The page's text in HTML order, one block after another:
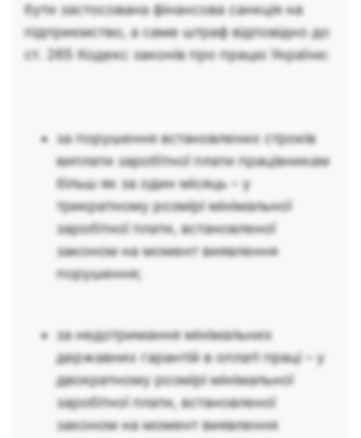
бути застосована фінансова санкція на
підприємство, а саме штраф відповідно до
ст. 265 Кодекс законів про працю України:
за порушення встановлених строків
виплати заробітної плати працівникам
більш як за один місяць – у
трикратному розмірі мінімальної
заробітної плати, встановленої
законом на момент виявлення
порушення;
за недотримання мінімальних
державних гарантій в оплаті праці – у
двократному розмірі мінімальної
заробітної плати, встановленої
законом на момент виявлення